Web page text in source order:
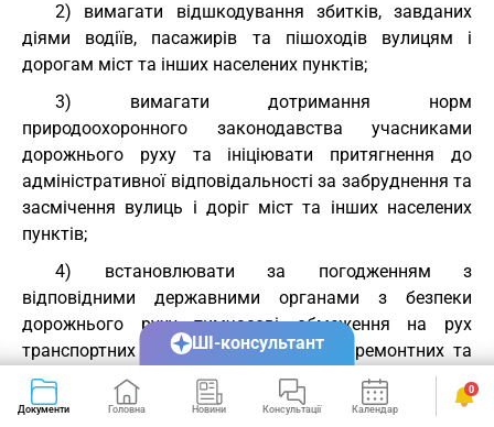
2) вимагати відшкодування збитків, завданих
діями водіїв, пасажирів та пішоходів вулицям і
дорогам міст та інших населених пунктів;
3) вимагати дотримання норм
природоохоронного законодавства учасниками
дорожнього руху та ініціювати притягнення до
адміністративної відповідальності за забруднення та
засмічення вулиць і доріг міст та інших населених
пунктів;
4) встановлювати за погодженням з
відповідними державними органами з безпеки
дорожнього руху тимчасові обмеження на рух
транспортних засобів при проведенні ремонтних та
інших робіт на вулицях і дорогах міст та інших
населених пунктів;
Документи Головна Новини Консультації Календар Сервіси
0
ШІ-консультант